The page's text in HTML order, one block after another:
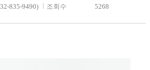
835-9490) 조회수 5268